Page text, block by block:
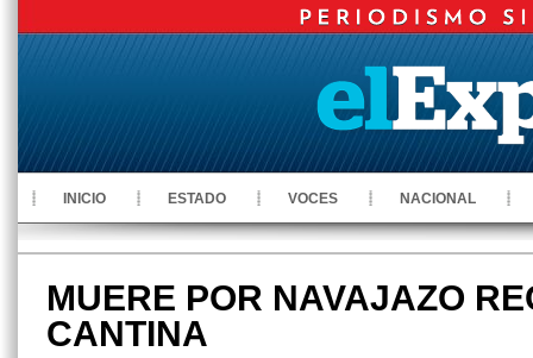
INICIO ESTADO VOCES NACIONAL
MUERE POR NAVAJAZO
CANTINA